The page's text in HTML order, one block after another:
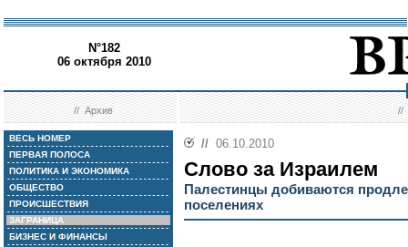
N°182
06 октября 2010
//Архив //
ВЕСЬ НОМЕР
ПЕРВАЯ ПОЛОСА
ПОЛИТИКА И ЭКОНОМИКА
ОБЩЕСТВО
ПРОИСШЕСТВИЯ
ЗАГРАНИЦА
БИЗНЕС И ФИНАНСЫ
// 06.10.2010
Слово за Израилем
Палестинцы добиваются
поселениях